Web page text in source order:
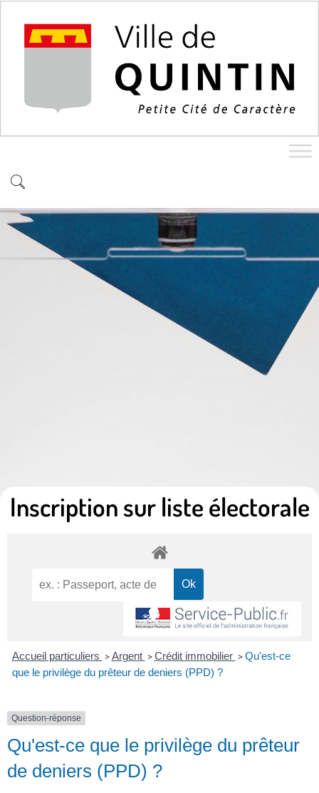
Inscription sur liste électorale
Accueil particuliers > Argent > Crédit immobilier > Qu'est-ce
que le privilège du prêteur de deniers (PPD) ?
Question-réponse
Qu'est-ce que le privilège du prêteur
de deniers (PPD) ?